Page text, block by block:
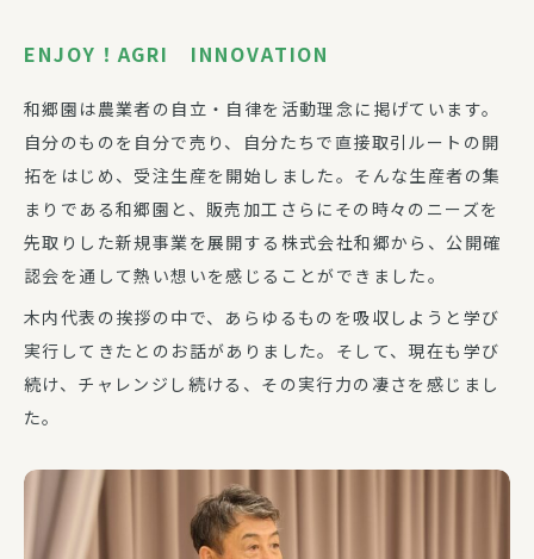
ENJOY！AGRI INNOVATION
和郷園は農業者の自立・自律を活動理念に掲げています。
自分のものを自分で売り、自分たちで直接取引ルートの開
拓をはじめ、受注生産を開始しました。そんな生産者の集
まりである和郷園と、販売加工さらにその時々のニーズを
先取りした新規事業を展開する株式会社和郷から、公開確
認会を通して熱い想いを感じることができました。
木内代表の挨拶の中で、あらゆるものを吸収しようと学び
実行してきたとのお話がありました。そして、現在も学び
続け、チャレンジし続ける、その実行力の凄さを感じまし
た。